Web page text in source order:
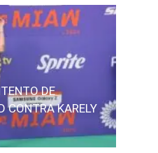
DE
CONTRA KARELY